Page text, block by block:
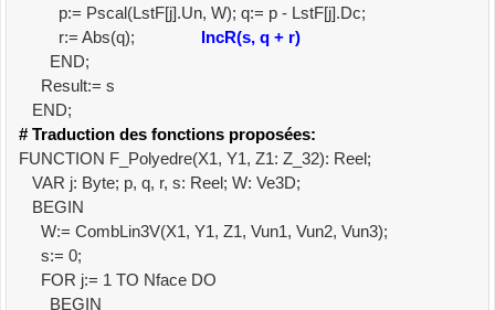
p:= Pscal(LstF[j].Un, W); q:= p - LstF[j].Dc;
r:= Abs(q);
IncR(s, q + r)
END;
Result:= s
END;
# Traduction des fonctions proposées:
FUNCTION F_Polyedre(X1, Y1, Z1: Z_32): Reel;
VAR j: Byte; p, q, r, s: Reel; W: Ve3D;
BEGIN
W:= CombLin3V(X1, Y1, Z1, Vun1, Vun2, Vun3);
s:= 0;
FOR j:= 1 TO Nface DO
BEGIN